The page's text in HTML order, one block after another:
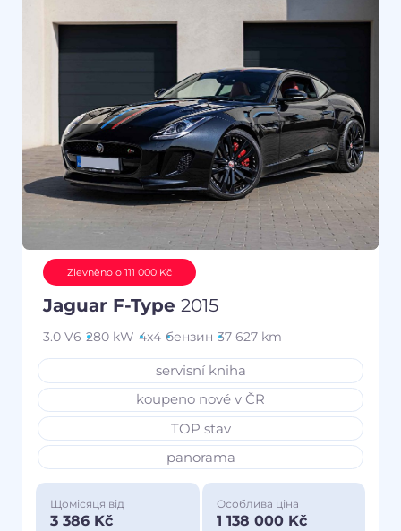
Zlevněno o 111 000 Kč
Jaguar F-Type 2015
3.0 V6 280 kW 4x4 бензин 37 627 km
servisní kniha
koupeno nové v ČR
TOP stav
panorama
Щомісяця від
3 386 Kč
Особлива ціна
1 138 000 Kč